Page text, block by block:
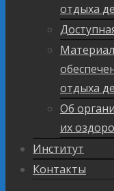
отдыха
отдыха
Об
их
Институт
Контакты